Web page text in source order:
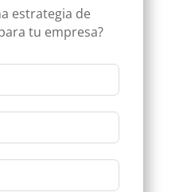
estrategia de
tu empresa?